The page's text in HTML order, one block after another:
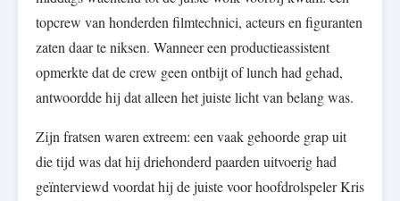
topcrew van honderden filmtechnici, acteurs en figuranten
zaten daar te niksen. Wanneer een productieassistent
opmerkte dat de crew geen ontbijt of lunch had gehad,
antwoordde hij dat alleen het juiste licht van belang was.
Zijn fratsen waren extreem: een vaak gehoorde grap uit
die tijd was dat hij driehonderd paarden uitvoerig had
geïnterviewd voordat hij de juiste voor hoofdrolspeler Kris